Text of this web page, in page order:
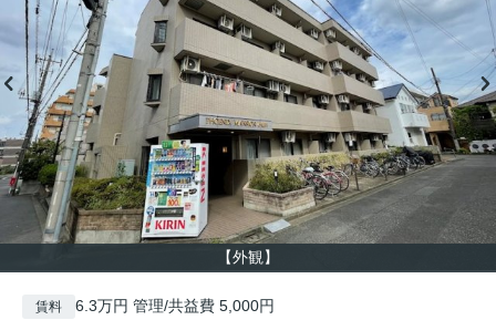
【外観】
賃料 6.3万円 管理/共益費 5,000円